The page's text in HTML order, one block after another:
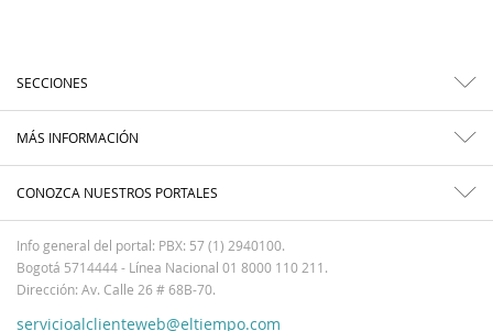
SECCIONES
MÁS INFORMACIÓN
CONOZCA NUESTROS PORTALES
Info general del portal: PBX: 57 (1) 2940100.
Bogotá 5714444 - Línea Nacional 01 8000 110 211.
Dirección: Av. Calle 26 # 68B-70.
servicioalclienteweb@eltiempo.com